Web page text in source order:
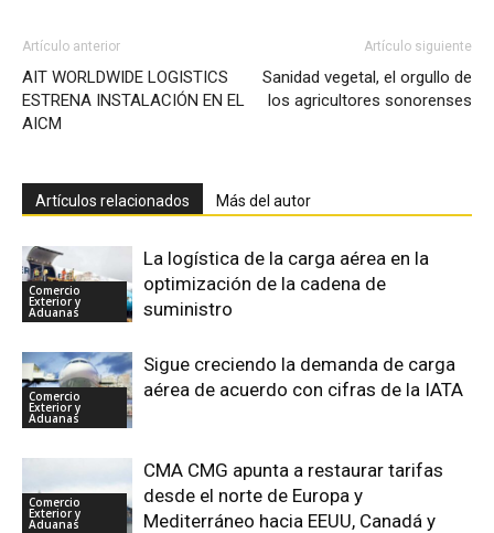
Artículo anterior
AIT WORLDWIDE LOGISTICS
ESTRENA INSTALACIÓN EN EL
AICM
Artículo siguiente
Sanidad vegetal, el orgullo de
los agricultores sonorenses
Artículos relacionados Más del autor
Comercio
Exterior y
Aduanas
La logística de la carga aérea en la
optimización de la cadena de
suministro
Comercio
Exterior y
Aduanas
Sigue creciendo la demanda de carga
aérea de acuerdo con cifras de la IATA
Comercio
Exterior y
Aduanas
CMA CMG apunta a restaurar tarifas
desde el norte de Europa y
Mediterráneo hacia EEUU, Canadá y